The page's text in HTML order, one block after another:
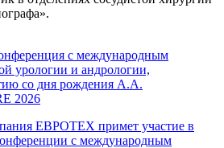
с международным
урологии и андрологии,
со дня рождения А.А.
2026
ЕВРОТЕХ примет участие в
с международным